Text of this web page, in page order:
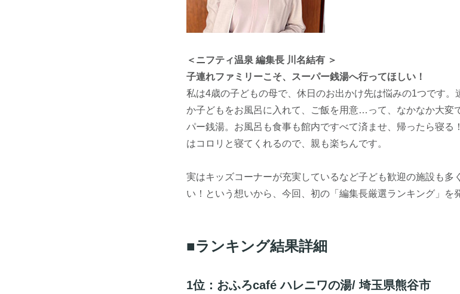
＜ニフティ温泉 編集長 川名結有 ＞
子連れファミリーこそ、スーパー銭湯へ行ってほしい！
私は4歳の子どもの母で、休日のお出かけ先は悩みの1つです。
か子どもをお風呂に入れて、ご飯を用意…って、なかなか大変
パー銭湯。お風呂も食事も館内ですべて済ませ、帰ったら寝る
はコロリと寝てくれるので、親も楽ちんです。
実はキッズコーナーが充実しているなど子ども歓迎の施設も多
い！という想いから、今回、初の「編集長厳選ランキング」を
■ランキング結果詳細
1位：おふろcafé ハレニワの湯/ 埼玉県熊谷市